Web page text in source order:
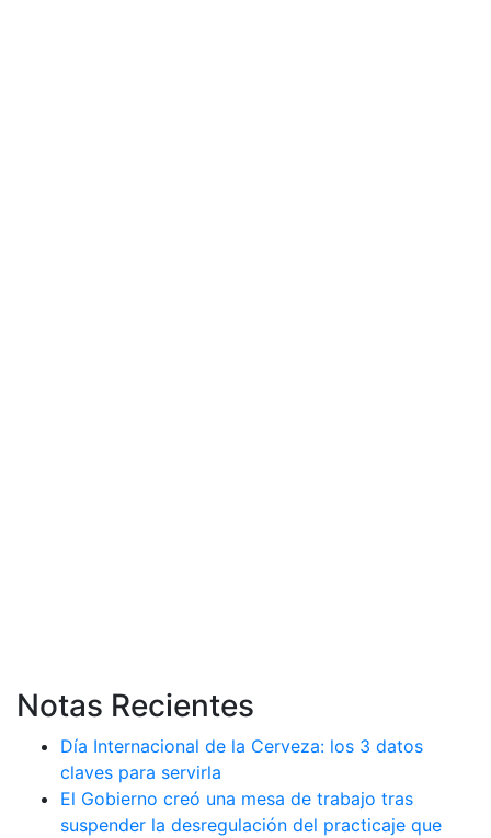
Notas Recientes
Día Internacional de la Cerveza: los 3 datos
claves para servirla
El Gobierno creó una mesa de trabajo tras
suspender la desregulación del practicaje que